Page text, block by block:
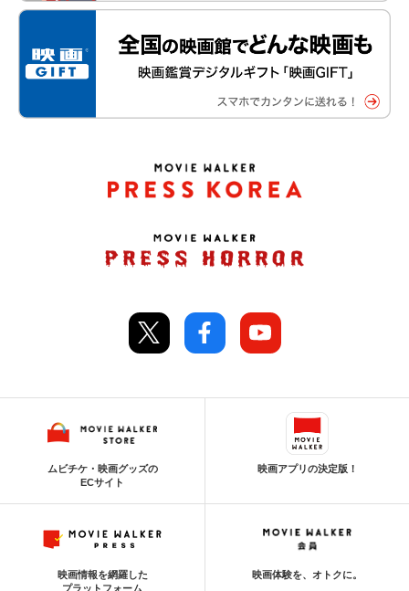
ムビチケ・映画グッズの
ECサイト
映画アプリの決定版！
映画情報を網羅した
プラットフォーム
映画体験を、オトクに。